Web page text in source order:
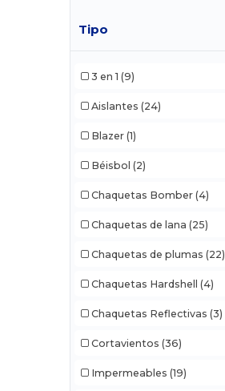
Tipo
3 en 1 (9)
Aislantes (24)
Blazer (1)
Béisbol (2)
Chaquetas Bomber (4)
Chaquetas de lana (25)
Chaquetas de plumas (22)
Chaquetas Hardshell (4)
Chaquetas Reflectivas (3)
Cortavientos (36)
Impermeables (19)